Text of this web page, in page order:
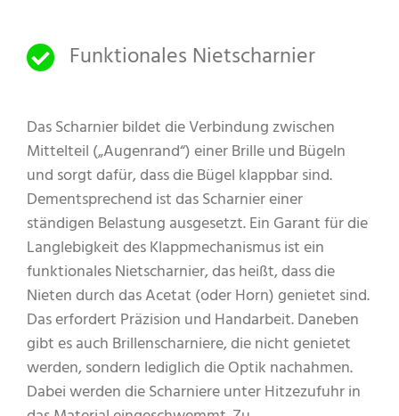
Funktionales Nietscharnier
Das Scharnier bildet die Verbindung zwischen
Mittelteil („Augenrand“) einer Brille und Bügeln
und sorgt dafür, dass die Bügel klappbar sind.
Dementsprechend ist das Scharnier einer
ständigen Belastung ausgesetzt. Ein Garant für die
Langlebigkeit des Klappmechanismus ist ein
funktionales Nietscharnier, das heißt, dass die
Nieten durch das Acetat (oder Horn) genietet sind.
Das erfordert Präzision und Handarbeit. Daneben
gibt es auch Brillenscharniere, die nicht genietet
werden, sondern lediglich die Optik nachahmen.
Dabei werden die Scharniere unter Hitzezufuhr in